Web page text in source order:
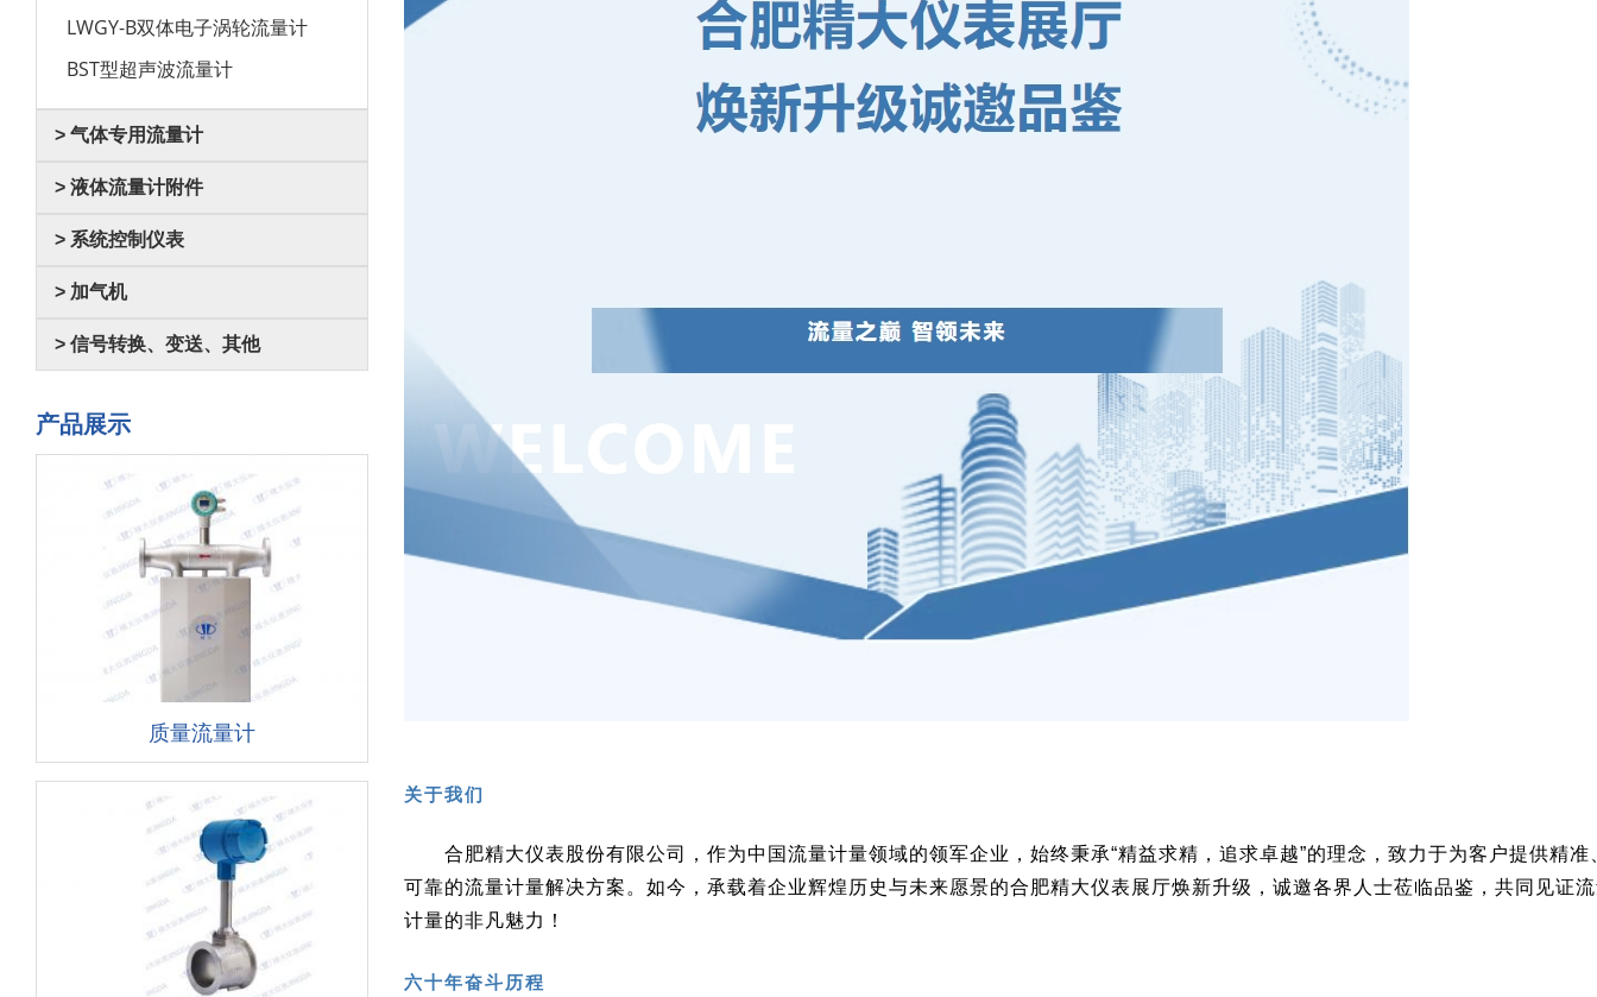
LWGY-B双体电子涡轮流量计
BST型超声波流量计
> 气体专用流量计
> 液体流量计附件
> 系统控制仪表
> 加气机
> 信号转换、变送、其他
产品展示
质量流量计
关于我们
合肥精大仪表股份有限公司，作为中国流量计量领域的领军企业，始终秉承“精益求精，追求卓越”的理念，致力于为客户提供精准
可靠的流量计量解决方案。如今，承载着企业辉煌历史与未来愿景的合肥精大仪表展厅焕新升级，诚邀各界人士莅临品鉴，共同见证
计量的非凡魅力！
六十年奋斗历程